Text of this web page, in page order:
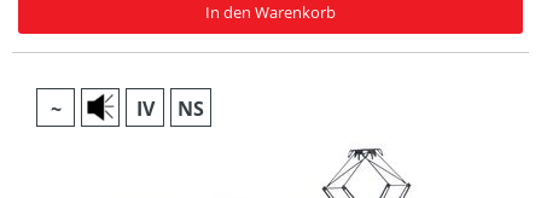
In den Warenkorb
~ IV NS